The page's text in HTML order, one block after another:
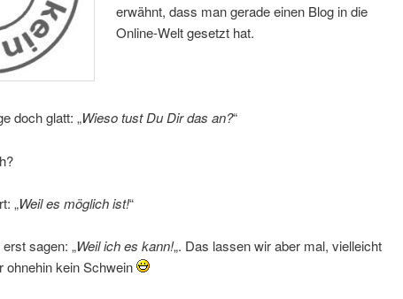
erwähnt, dass man gerade einen Blog in die
Online-Welt gesetzt hat.
doch glatt: „Wieso tust Du Dir das an?“
„Weil es möglich ist!“
sagen: „Weil ich es kann!„. Das lassen wir aber mal, vielleicht
ohnehin kein Schwein